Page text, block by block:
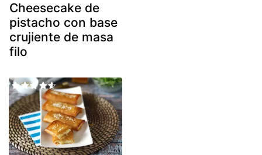
Cheesecake de
pistacho con base
crujiente de masa
filo